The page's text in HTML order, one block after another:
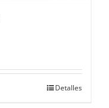
Detalles